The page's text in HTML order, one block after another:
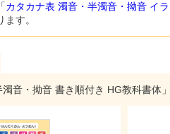
カタカナ表 濁音・半濁音・拗音 イ
す。
濁音・拗音 書き順付き HG教科書体